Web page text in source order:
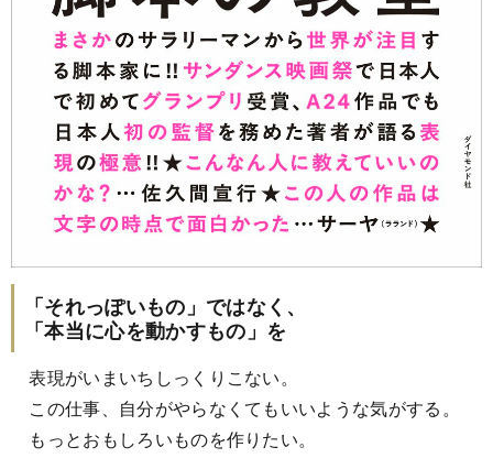
「それっぽいもの」ではなく、
「本当に心を動かすもの」を
表現がいまいちしっくりこない。
この仕事、自分がやらなくてもいいような気がする。
もっとおもしろいものを作りたい。